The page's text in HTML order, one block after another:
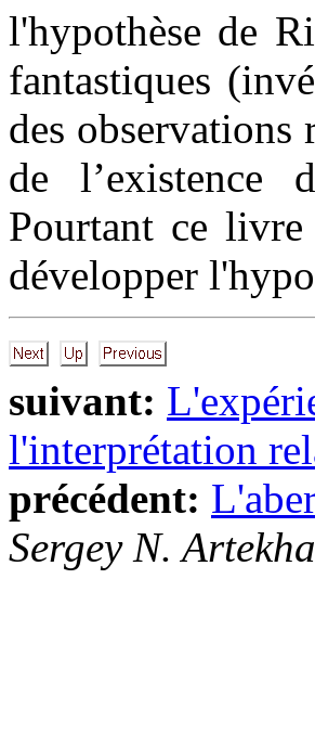
l'hypothèse de
fantastiques
des observations
de l’existence
Pourtant ce
développer
suivant:
l'interprétation
précédent:
Sergey N. Artekha